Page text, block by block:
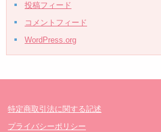
投稿フィード
コメントフィード
WordPress.org
特定商取引法に関する記述
プライバシーポリシー